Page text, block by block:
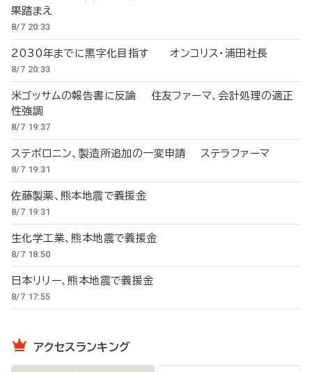
果踏まえ
8/7 20:33
2030年までに黒字化目指す オンコリス・浦田社長
8/7 20:33
米ゴッサムの報告書に反論 住友ファーマ、会計処理の適正
性強調
8/7 19:37
ステボロニン、製造所追加の一変申請 ステラファーマ
8/7 19:31
佐藤製薬、熊本地震で義援金
8/7 19:31
生化学工業、熊本地震で義援金
8/7 18:50
日本リリー、熊本地震で義援金
8/7 17:55
アクセスランキング